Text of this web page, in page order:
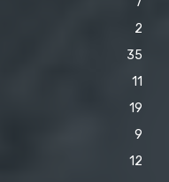
2
35
11
19
9
12